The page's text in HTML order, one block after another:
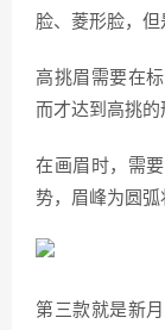
脸、菱形脸，但
高挑眉需要在
而才达到高挑的
在画眉时，需
势，眉峰为圆弧
第三款就是新